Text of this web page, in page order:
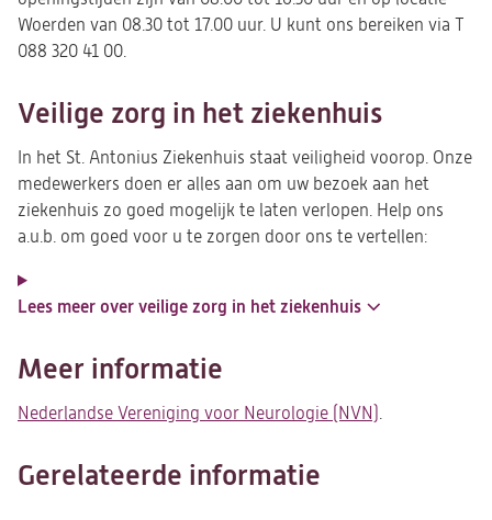
Woerden van 08.30 tot 17.00 uur. U kunt ons bereiken via T
088 320 41 00.
Veilige zorg in het ziekenhuis
In het St. Antonius Ziekenhuis staat veiligheid voorop. Onze
medewerkers doen er alles aan om uw bezoek aan het
ziekenhuis zo goed mogelijk te laten verlopen. Help ons
a.u.b. om goed voor u te zorgen door ons te vertellen:
Lees meer over veilige zorg in het ziekenhuis
Meer informatie
Nederlandse Vereniging voor Neurologie (NVN)(opent
.
Gerelateerde informatie